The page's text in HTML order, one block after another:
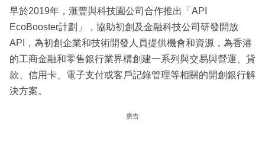
早於2019年，滙豐與科技園公司合作推出「API
EcoBooster計劃」，協助初創及金融科技公司研發開放
API，為初創企業和技術開發人員提供機會和資源，為香港
的工商金融和零售銀行業界構創建一系列與交易與營運、貸
款、信用卡、電子支付或客戶記錄管理等相關的開創銀行解
決方案。
廣告